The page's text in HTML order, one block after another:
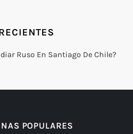
Ruso En Santiago De Chile?
POPULARES